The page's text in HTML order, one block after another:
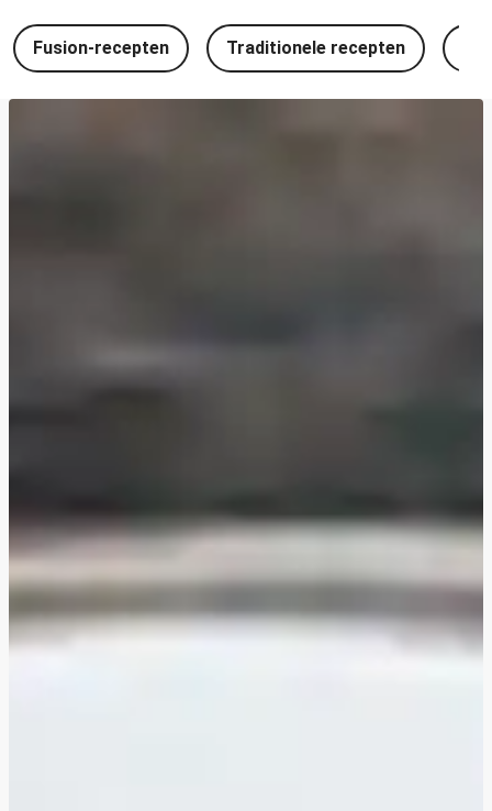
Fusion-recepten Traditionele recepten